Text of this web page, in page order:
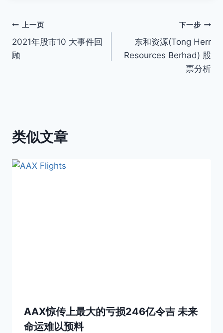
文
章
上一页
2021年股市10 大事件回
顾
下一步
东和资源(Tong Herr
Resources Berhad) 股
票分析
类似文章
AAX惊传上最大的亏损246亿令吉 未来
命运难以预料